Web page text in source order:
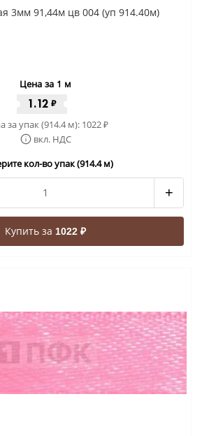
3мм 91,44м цв 004 (уп 914.40м)
Цена за 1 м
1.12 ₽
за упак (914.4 м): 1022₽
вкл. НДС
кол-во упак (914.4 м)
+
Купить за 1022 ₽